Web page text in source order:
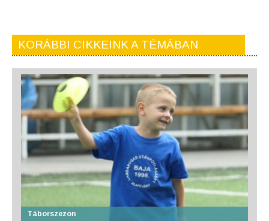
KORÁBBI CIKKEINK A TÉMÁBAN
Táborszezon